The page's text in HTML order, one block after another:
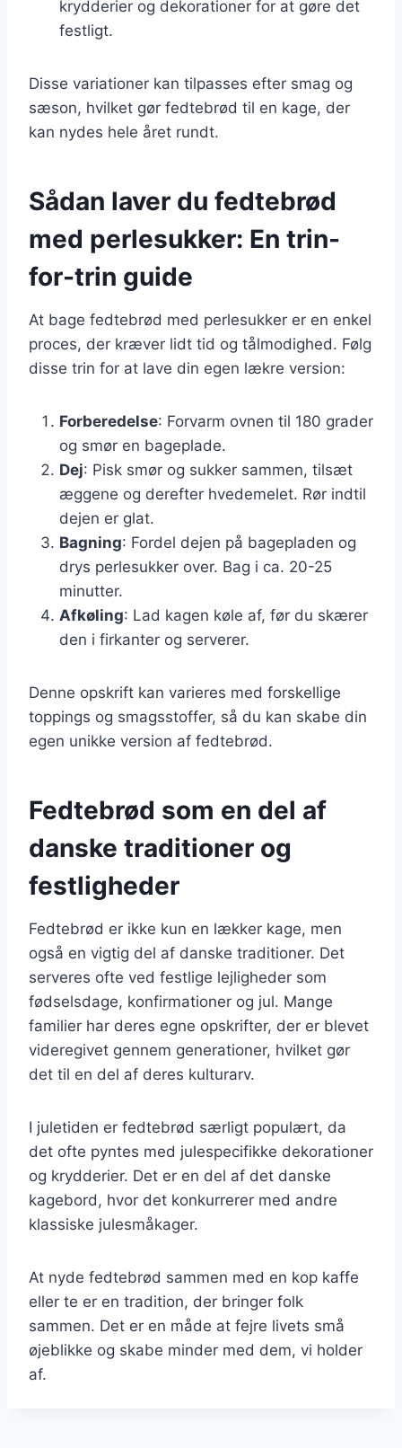
krydderier og dekorationer for at gøre det
festligt.
Disse variationer kan tilpasses efter smag og
sæson, hvilket gør fedtebrød til en kage, der
kan nydes hele året rundt.
Sådan laver du fedtebrød
med perlesukker: En trin-
for-trin guide
At bage fedtebrød med perlesukker er en enkel
proces, der kræver lidt tid og tålmodighed. Følg
disse trin for at lave din egen lækre version:
Forberedelse: Forvarm ovnen til 180 grader
og smør en bageplade.
Dej: Pisk smør og sukker sammen, tilsæt
æggene og derefter hvedemelet. Rør indtil
dejen er glat.
Bagning: Fordel dejen på bagepladen og
drys perlesukker over. Bag i ca. 20-25
minutter.
Afkøling: Lad kagen køle af, før du skærer
den i firkanter og serverer.
Denne opskrift kan varieres med forskellige
toppings og smagsstoffer, så du kan skabe din
egen unikke version af fedtebrød.
Fedtebrød som en del af
danske traditioner og
festligheder
Fedtebrød er ikke kun en lækker kage, men
også en vigtig del af danske traditioner. Det
serveres ofte ved festlige lejligheder som
fødselsdage, konfirmationer og jul. Mange
familier har deres egne opskrifter, der er blevet
videregivet gennem generationer, hvilket gør
det til en del af deres kulturarv.
I juletiden er fedtebrød særligt populært, da
det ofte pyntes med julespecifikke dekorationer
og krydderier. Det er en del af det danske
kagebord, hvor det konkurrerer med andre
klassiske julesmåkager.
At nyde fedtebrød sammen med en kop kaffe
eller te er en tradition, der bringer folk
sammen. Det er en måde at fejre livets små
øjeblikke og skabe minder med dem, vi holder
af.